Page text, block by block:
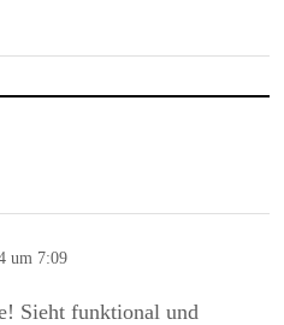
um 7:09
Sieht funktional und